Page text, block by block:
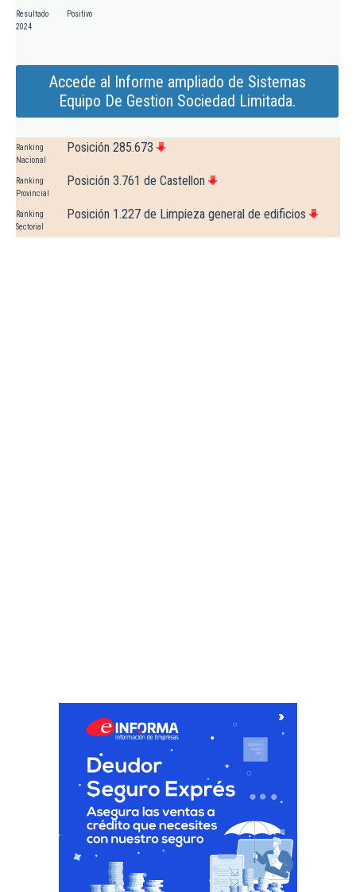
Resultado
2024
Positivo
Accede al Informe ampliado de Sistemas
Equipo De Gestion Sociedad Limitada.
Ranking
Nacional
Posición 285.673
Ranking
Provincial
Posición 3.761 de Castellon
Ranking
Sectorial
Posición 1.227 de Limpieza general de edificios